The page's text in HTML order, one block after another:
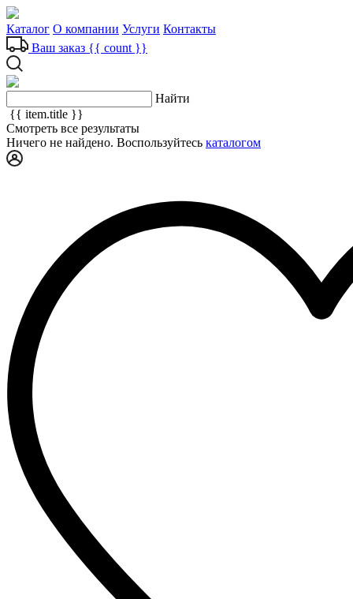
Каталог О компании Услуги Контакты
Ваш заказ {{ count }}
Найти
{{ item.title }}
Смотреть все результаты
Ничего не найдено. Воспользуйтесь каталогом